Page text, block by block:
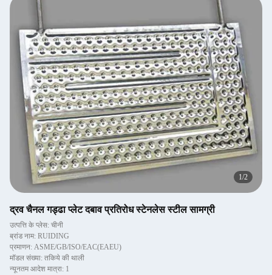
2/2
द्रव चैनल गड्ढा प्लेट दबाव प्रतिरोध स्टेनलेस स्टील सामग्री
उत्पत्ति के प्लेस: चीनी
ब्रांड नाम: RUIDING
प्रमाणन: ASME/GB/ISO/EAC(EAEU)
मॉडल संख्या: तकिये की थाली
न्यूनतम आदेश मात्रा: 1